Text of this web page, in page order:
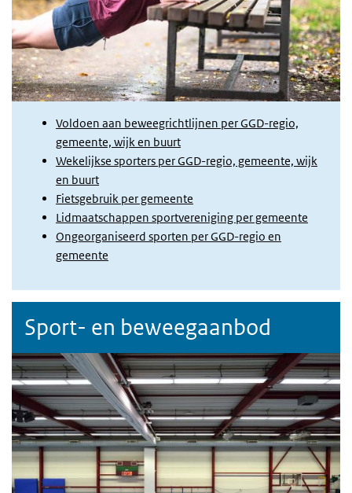
Voldoen aan beweegrichtlijnen per GGD-regio,
gemeente, wijk en buurt
Wekelijkse sporters per GGD-regio, gemeente, wijk
en buurt
Fietsgebruik per gemeente
Lidmaatschappen sportvereniging per gemeente
Ongeorganiseerd sporten per GGD-regio en
gemeente
Sport- en beweegaanbod